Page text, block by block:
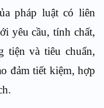
pháp luật có liên
yêu cầu, tính chất,
tiện và tiêu chuẩn,
đảm tiết kiệm, hợp